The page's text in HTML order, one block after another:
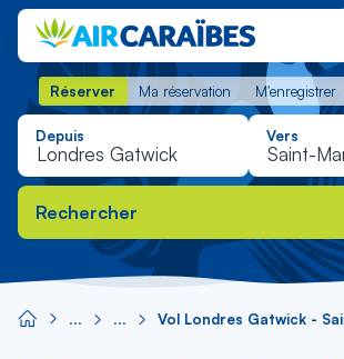
Réserver Ma réservation M'enregistrer
Réserver Ma réservation M'enregistrer
Depuis Vers
Rechercher
Vol Londres Gatwick -